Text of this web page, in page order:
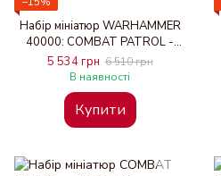
Набір мініатюр WARHAMMER
40000: COMBAT PATROL -
GENESTEALER CULTS
5 534 грн 6 510 грн
В наявності
Купити